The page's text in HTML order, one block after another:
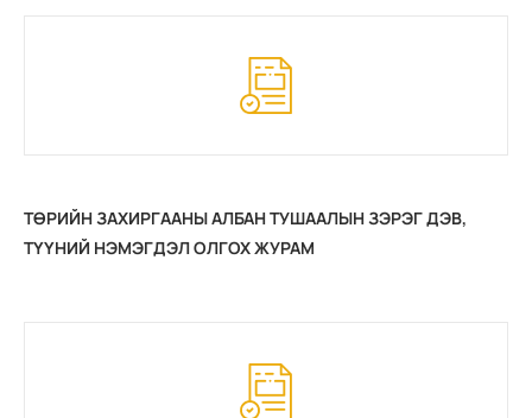
ТӨРИЙН ЗАХИРГААНЫ АЛБАН ТУШААЛЫН ЗЭРЭГ ДЭВ,
ТҮҮНИЙ НЭМЭГДЭЛ ОЛГОХ ЖУРАМ